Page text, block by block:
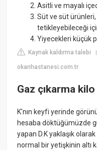
Asitli ve mayalı
Süt ve süt
tetikleyebileceği
Yiyecekleri küçük
Kaynak kaldırma talebi
okanhastanesi.com.tr
Gaz çıkarma
K'nın keyfi yerinde
hesaba döktüğümüzde
yapan D.K yaklaşık
normal bir yetişkinin altı